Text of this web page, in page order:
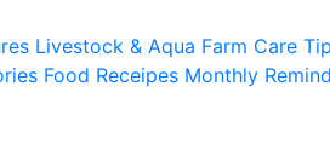
Livestock & Aqua Farm Care
Food Receipes Monthly